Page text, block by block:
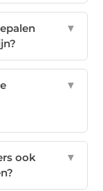
▼
▼
ook
▼